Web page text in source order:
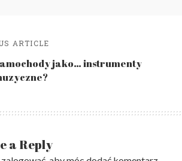
ARTICLE
jako… instrumenty
a Reply